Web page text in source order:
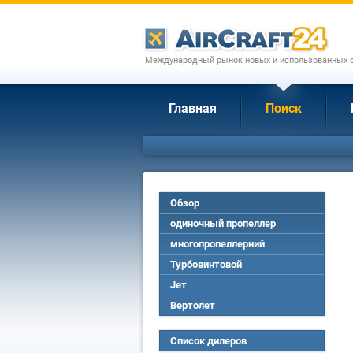
Международный рынок новых и использованных
Главная Поиск
Обзор
одиночный пропеллер
многопропеллерний
Турбовинтовой
Jет
Вертолет
Список дилеров